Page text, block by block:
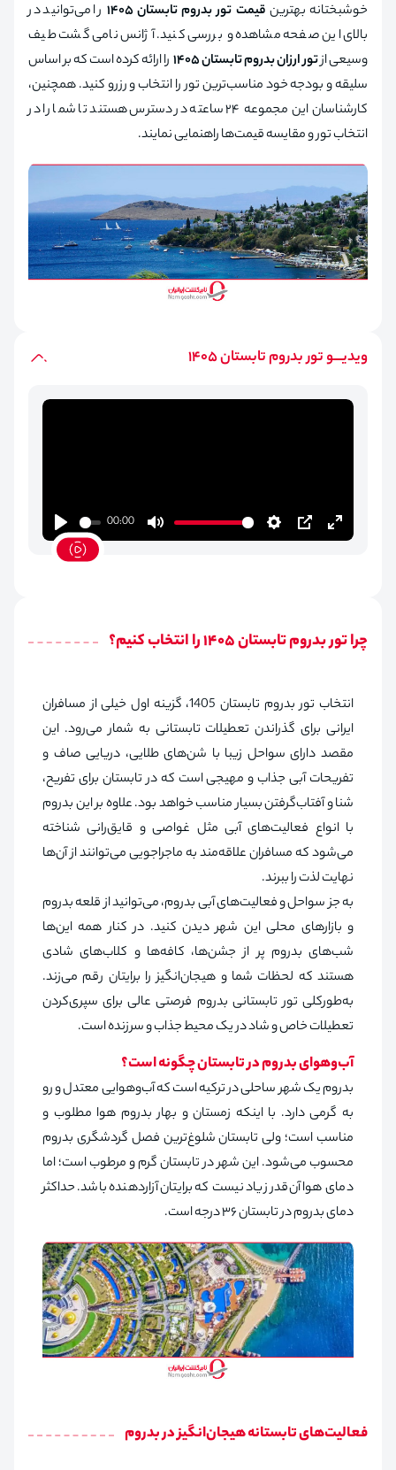
خوشبختانه بهترین قیمت تور بدروم تابستان 1405
را می‌توانید در
بالای این صفحه مشاهده و بررسی کنید. آژانس نامی گشت طیف
وسیعی ازتور ارزان بدروم تابستان 1405
را ارائه کرده است که بر اساس
سلیقه و بودجه خود مناسب‌ترین تور را انتخاب و رزرو کنید. همچنین،
کارشناسان این مجموعه ۲۴ ساعته در دسترس هستند تا شما را در
انتخاب تور و مقایسه قیمت‌ها راهنمایی نمایند.
ویدیـــو تور بدروم تابستان 1405
Play
00:00
Mute Settings
PIP Enter
چرا تور بدروم تابستان 1405 را انتخاب کنیم؟
انتخاب تور بدروم تابستان 1405، گزینه اول خیلی از مسافران
ایرانی برای گذراندن تعطیلات تابستانی به شمار می‌رود. این
مقصد دارای سواحل زیبا با شن‌های طلایی، دریایی صاف و
تفریحات آبی جذاب و مهیجی است که در تابستان برای تفریح،
شنا و آفتاب‌گرفتن بسیار مناسب خواهد بود. علاوه بر این بدروم
با انواع فعالیت‌های آبی مثل غواصی و قایق‌رانی شناخته
می‌شود که مسافران علاقه‌مند به ماجراجویی می‌توانند از آن‌ها
نهایت لذت را ببرند.
به جز سواحل و فعالیت‌های آبی بدروم، می‌توانید از قلعه بدروم
و بازارهای محلی این شهر دیدن کنید. در کنار همه این‌ها
شب‌های بدروم پر از جشن‌ها، کافه‌ها و کلاب‌های شادی
هستند که لحظات شما و هیجان‌انگیز را برایتان رقم می‌زند.
به‌طورکلی تور تابستانی بدروم فرصتی عالی برای سپری‌کردن
تعطیلات خاص و شاد در یک محیط جذاب و سرزنده است.
آب‌وهوای بدروم در تابستان چگونه است؟
بدروم یک شهر ساحلی در ترکیه است که آب‌وهوایی معتدل و رو
به گرمی دارد. با اینکه زمستان و بهار بدروم هوا مطلوب و
مناسب است؛ ولی تابستان شلوغ‌ترین فصل گردشگری بدروم
محسوب می‌شود. این شهر در تابستان گرم و مرطوب است؛ اما
دمای هوا آن‌قدر زیاد نیست که برایتان آزاردهنده باشد. حداکثر
دمای بدروم در تابستان ۳۶ درجه است.
فعالیت‌های تابستانه هیجان‌انگیز در بدروم